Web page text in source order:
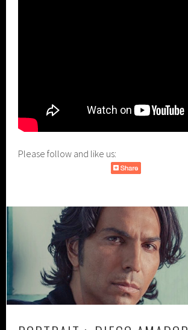
Please follow and like us: